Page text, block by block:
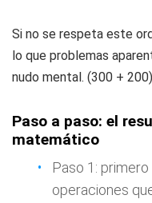
Si no se respeta este
lo que problemas
nudo mental. (300 +
Paso a paso: el
matemático
Paso 1:
operaciones